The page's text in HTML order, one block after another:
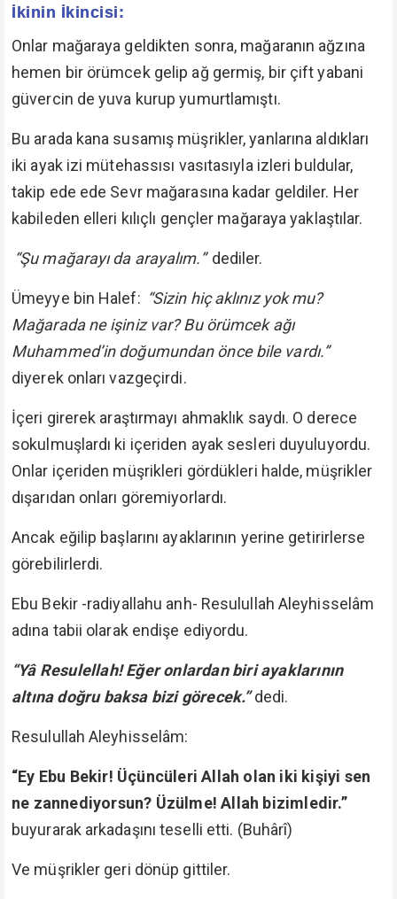
İkinin İkincisi:
Onlar mağaraya geldikten sonra, mağaranın ağzına
hemen bir örümcek gelip ağ germiş, bir çift yabani
güvercin de yuva kurup yumurtlamıştı.
Bu arada kana susamış müşrikler, yanlarına aldıkları
iki ayak izi mütehassısı vasıtasıyla izleri buldular,
takip ede ede Sevr mağarasına kadar geldiler. Her
kabileden elleri kılıçlı gençler mağaraya yaklaştılar.
“Şu mağarayı da arayalım.”dediler.
Ümeyye bin Halef: “Sizin hiç aklınız yok mu?
Mağarada ne işiniz var? Bu örümcek ağı
Muhammed’in doğumundan önce bile vardı.”
diyerek onları vazgeçirdi.
İçeri girerek araştırmayı ahmaklık saydı. O derece
sokulmuşlardı ki içeriden ayak sesleri duyuluyordu.
Onlar içeriden müşrikleri gördükleri halde, müşrikler
dışarıdan onları göremiyorlardı.
Ancak eğilip başlarını ayaklarının yerine getirirlerse
görebilirlerdi.
Ebu Bekir -radiyallahu anh- Resulullah Aleyhisselâm
adına tabii olarak endişe ediyordu.
“Yâ Resulellah! Eğer onlardan biri ayaklarının
altına doğru baksa bizi görecek.”dedi.
Resulullah Aleyhisselâm:
“Ey Ebu Bekir! Üçüncüleri Allah olan iki kişiyi sen
ne zannediyorsun? Üzülme! Allah bizimledir.”
buyurarak arkadaşını teselli etti. (Buhârî)
Ve müşrikler geri dönüp gittiler.